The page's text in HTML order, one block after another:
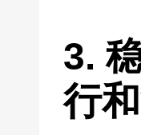
3.
行